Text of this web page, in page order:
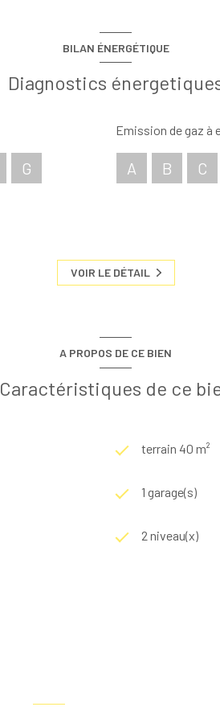
BILAN ÉNERGÉTIQUE
Diagnostics
G
Emission de gaz à
A B C
VOIR LE DÉTAIL
A PROPOS DE CE BIEN
Caractéristiques de ce
terrain 40 m²
1 garage(s)
2 niveau(x)